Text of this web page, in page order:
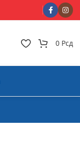
0 Рсд